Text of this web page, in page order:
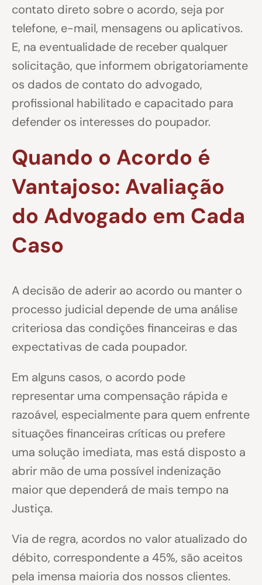
contato direto sobre o acordo, seja por
telefone, e-mail, mensagens ou aplicativos.
E, na eventualidade de receber qualquer
solicitação, que informem obrigatoriamente
os dados de contato do advogado,
profissional habilitado e capacitado para
defender os interesses do poupador.
Quando o Acordo é
Vantajoso: Avaliação
do Advogado em Cada
Caso
A decisão de aderir ao acordo ou manter o
processo judicial depende de uma análise
criteriosa das condições financeiras e das
expectativas de cada poupador.
Em alguns casos, o acordo pode
representar uma compensação rápida e
razoável, especialmente para quem enfrente
situações financeiras críticas ou prefere
uma solução imediata, mas está disposto a
abrir mão de uma possível indenização
maior que dependerá de mais tempo na
Justiça.
Via de regra, acordos no valor atualizado do
débito, correspondente a 45%, são aceitos
pela imensa maioria dos nossos clientes.